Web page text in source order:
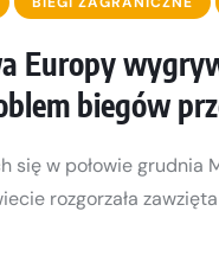
Europy
biegów
się w połowie grudnia
rozgorzała